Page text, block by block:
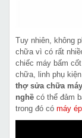
Tuy nhiên, không
chữa vì có rất
chiếc máy bấm
chữa, linh phụ
thợ sửa chữa
nghề có thể đảm
trong đó có máy